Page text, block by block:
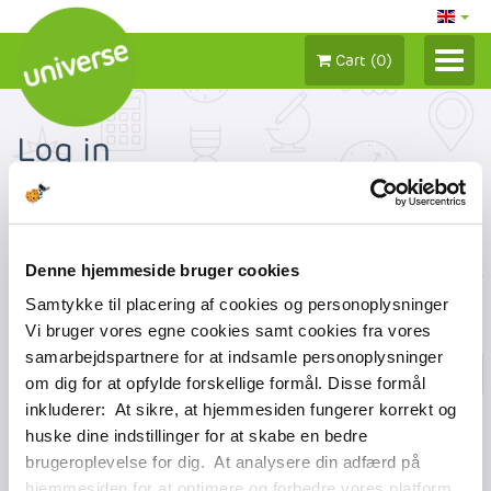
Denne hjemmeside bruger cookies
Samtykke til placering af cookies og personoplysninger
Vi bruger vores egne cookies samt cookies fra vores
samarbejdspartnere for at indsamle personoplysninger
om dig for at opfylde forskellige formål. Disse formål
inkluderer: At sikre, at hjemmesiden fungerer korrekt og
huske dine indstillinger for at skabe en bedre
brugeroplevelse for dig. At analysere din adfærd på
Cart (0)
LOG IN / MY ACCOUNT
SEASON TICKETS
GIFT CERTIFICATES
ADD-ON
Log in
Log in to access your account.
Sign in Create account